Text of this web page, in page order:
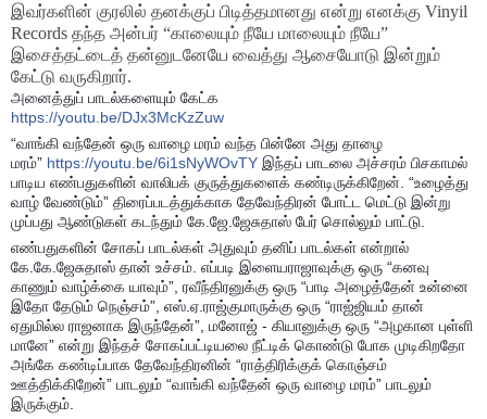
இவர்களின் குரலில் தனக்குப் பிடித்தமானது என்று எனக்கு Vinyil
Records தந்த அன்பர் “காலையும் நீயே மாலையும் நீயே”
இசைத்தட்டைத் தன்னுடனேயே வைத்து ஆசையோடு இன்றும்
கேட்டு வருகிறார்.
அனைத்துப் பாடல்களையும் கேட்க
https://youtu.be/DJx3McKzZuw
“வாங்கி வந்தேன் ஒரு வாழை மரம் வந்த பின்னே அது தாழை
மரம்” https://youtu.be/6i1sNyWOvTY இந்தப் பாடலை அச்சரம் பிசகாமல்
பாடிய எண்பதுகளின் வாலிபக் குருத்துகளைக் கண்டிருக்கிறேன். “உழைத்து
வாழ் வேண்டும்” திரைப்படத்துக்காக தேவேந்திரன் போட்ட மெட்டு இன்று
முப்பது ஆண்டுகள் கடந்தும் கே.ஜே.ஜேசுதாஸ் பேர் சொல்லும் பாட்டு.
எண்பதுகளின் சோகப் பாடல்கள் அதுவும் தனிப் பாடல்கள் என்றால்
கே.கே.ஜேசுதாஸ் தான் உச்சம். எப்படி இளையராஜாவுக்கு ஒரு “கனவு
காணும் வாழ்க்கை யாவும்”, ரவீந்திரனுக்கு ஒரு “பாடி அழைத்தேன் உன்னை
இதோ தேடும் நெஞ்சம்”, எஸ்.ஏ.ராஜ்குமாருக்கு ஒரு “ராஜ்ஜியம் தான்
ஏதுமில்ல ராஜனாக இருந்தேன்”, மனோஜ் - கியானுக்கு ஒரு “அழகான புள்ளி
மானே” என்று இந்தச் சோகப்பட்டியலை நீட்டிக் கொண்டு போக முடிகிறதோ
அங்கே கண்டிப்பாக தேவேந்திரனின் “ராத்திரிக்குக் கொஞ்சம்
ஊத்திக்கிறேன்” பாடலும் “வாங்கி வந்தேன் ஒரு வாழை மரம்” பாடலும்
இருக்கும்.